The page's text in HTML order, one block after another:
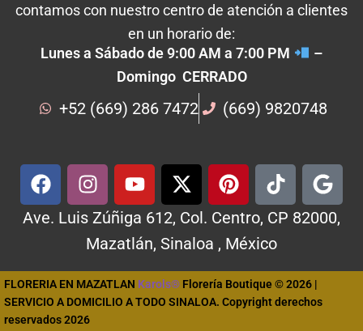
contamos con nuestro centro de atención a clientes
en un horario de:
Lunes a Sábado de 9:00 AM a 7:00 PM
–
Domingo CERRADO
+52 (669) 286 7472 (669) 9820748
Ave. Luis Zúñiga 612, Col. Centro, CP 82000,
Mazatlán, Sinaloa , México
FLORERIA EN MAZATLAN Karols® Florería Boutique © 2026 |
SERVICIO A DOMICILIO A TODO SINALOA. Copyright derechos
reservados 2026